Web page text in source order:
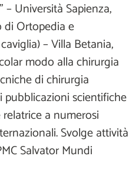
Università Sapienza,
di Ortopedia e
– Villa Betania,
modo alla chirurgia
di chirurgia
pubblicazioni scientifiche
a numerosi
Svolge attività
Salvator Mundi